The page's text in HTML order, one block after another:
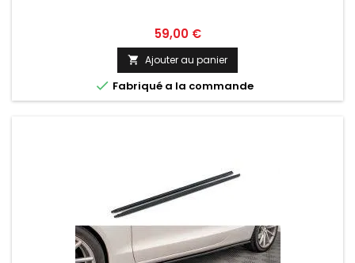
Prix
59,00 €
 Ajouter au panier
 Fabriqué a la commande